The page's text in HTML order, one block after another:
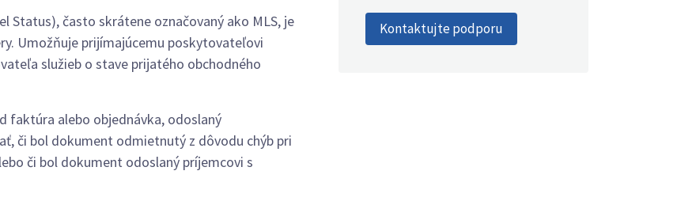
Status), často skrátene označovaný ako MLS, je
Umožňuje prijímajúcemu poskytovateľovi
služieb o stave prijatého obchodného
faktúra alebo objednávka, odoslaný
či bol dokument odmietnutý z dôvodu chýb pri
či bol dokument odoslaný príjemcovi s
Kontaktujte podporu